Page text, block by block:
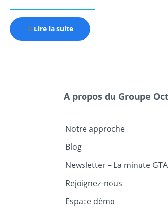
Lire la suite
A propos du Groupe
Notre approche
Blog
Newsletter – La minute GTA
Rejoignez-nous
Espace démo